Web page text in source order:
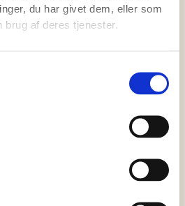
du har givet dem, eller som
brug af deres tjenester.
Benyttes i
sammenhæng
Perma
nent